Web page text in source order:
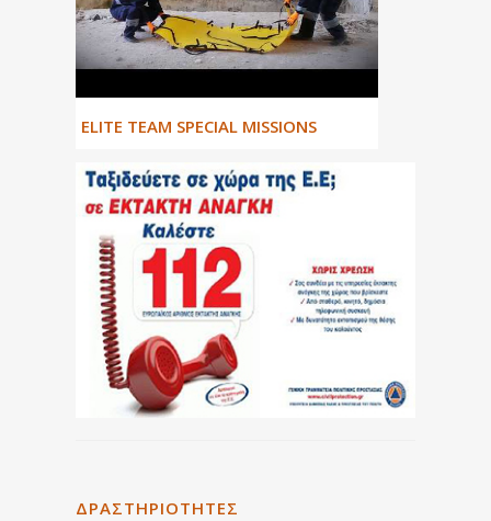
ΕLITE TEAM SPECIAL MISSIONS
ΔΡΑΣΤΗΡΙΌΤΗΤΕΣ